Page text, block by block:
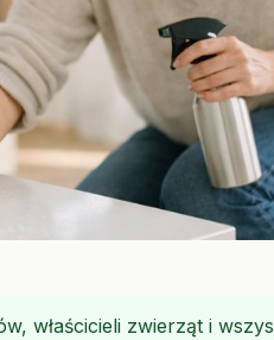
właścicieli zwierząt i